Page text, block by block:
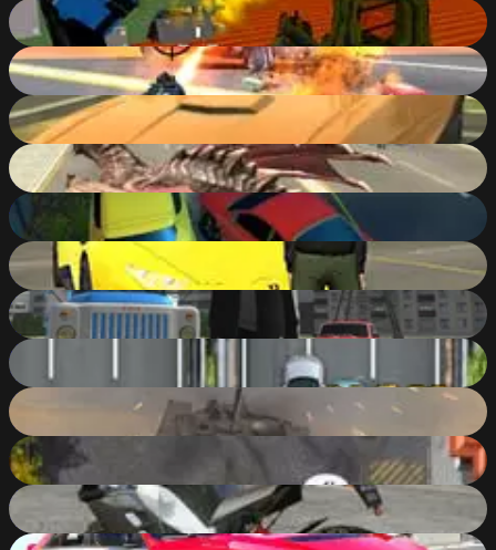
Blocky Combat Swat 2: Storm Desert
82%
Amazing Crime Strange Stickman Rope Vice Vegas
88%
Parking Fury 3D
77%
Cars Thief Dragon Edition
85
%
Parking Fury 3D: Night Thief
73%
Grand City Car Thief
85
Russian Grand City Auto
84
Freeway Fury 3
65
Tank Driver Simulator
79
Valet Parking 2
50%
GTA Motorbikes Puzzle
67
%